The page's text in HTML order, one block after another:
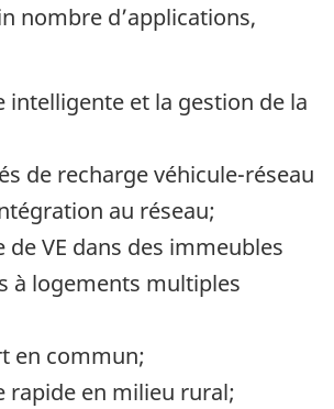
nombre d’applications,
intelligente et la gestion de la
de recharge véhicule-réseau
au réseau;
de VE dans des immeubles
à logements multiples
en commun;
rapide en milieu rural;